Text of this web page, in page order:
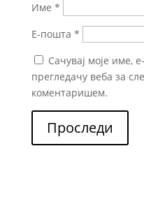
Име *
Е-пошта *
Сачувај моје име,
прегледачу веба за
коментаришем.
Проследи